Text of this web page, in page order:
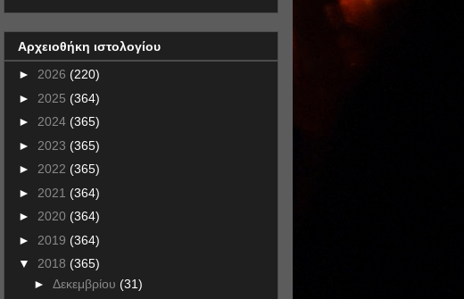
Αρχειοθήκη ιστολογίου
► 2026 (220)
► 2025 (364)
► 2024 (365)
► 2023 (365)
► 2022 (365)
► 2021 (364)
► 2020 (364)
► 2019 (364)
▼ 2018 (365)
► Δεκεμβρίου (31)